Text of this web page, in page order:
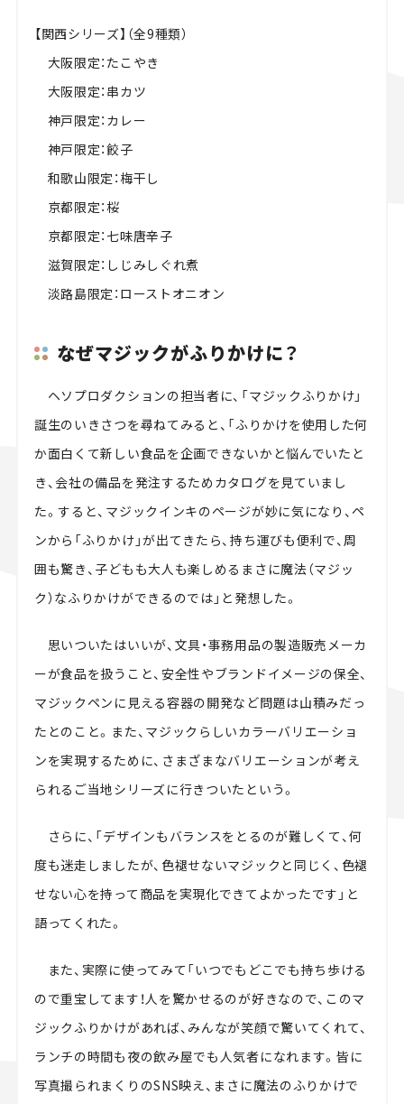
【関西シリーズ】（全9種類）
大阪限定：たこやき
大阪限定：串カツ
神戸限定：カレー
神戸限定：餃子
和歌山限定：梅干し
京都限定：桜
京都限定：七味唐辛子
滋賀限定：しじみしぐれ煮
淡路島限定：ローストオニオン
なぜマジックがふりかけに？
ヘソプロダクションの担当者に、「マジックふりかけ」
誕生のいきさつを尋ねてみると、「ふりかけを使用した何
か面白くて新しい食品を企画できないかと悩んでいたと
き、会社の備品を発注するためカタログを見ていまし
た。すると、マジックインキのページが妙に気になり、ペ
ンから「ふりかけ」が出てきたら、持ち運びも便利で、周
囲も驚き、子どもも大人も楽しめるまさに魔法（マジッ
ク）なふりかけができるのでは」と発想した。
思いついたはいいが、文具・事務用品の製造販売メーカ
ーが食品を扱うこと、安全性やブランドイメージの保全、
マジックペンに見える容器の開発など問題は山積みだっ
たとのこと。また、マジックらしいカラーバリエーショ
ンを実現するために、さまざまなバリエーションが考え
られるご当地シリーズに行きついたという。
さらに、「デザインもバランスをとるのが難しくて、何
度も迷走しましたが、色褪せないマジックと同じく、色褪
せない心を持って商品を実現化できてよかったです」と
語ってくれた。
また、実際に使ってみて「いつでもどこでも持ち歩ける
ので重宝してます！人を驚かせるのが好きなので、このマ
ジックふりかけがあれば、みんなが笑顔で驚いてくれて、
ランチの時間も夜の飲み屋でも人気者になれます。皆に
写真撮られまくりのSNS映え、まさに魔法のふりかけで